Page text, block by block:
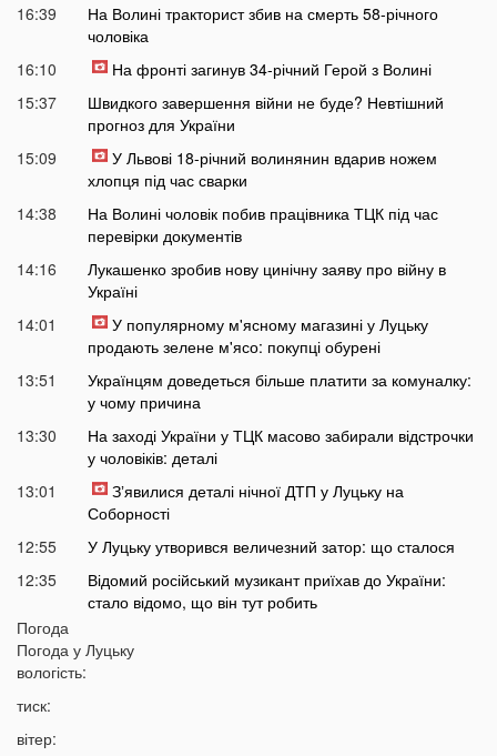
16:39
На Волині тракторист збив на смерть 58-річного
чоловіка
16:10
На фронті загинув 34-річний Герой з Волині
15:37
Швидкого завершення війни не буде? Невтішний
прогноз для України
15:09
У Львові 18-річний волинянин вдарив ножем
хлопця під час сварки
14:38
На Волині чоловік побив працівника ТЦК під час
перевірки документів
14:16
Лукашенко зробив нову цинічну заяву про війну в
Україні
14:01
У популярному м'ясному магазині у Луцьку
продають зелене м'ясо: покупці обурені
13:51
Українцям доведеться більше платити за комуналку:
у чому причина
13:30
На заході України у ТЦК масово забирали відстрочки
у чоловіків: деталі
13:01
Зʼявилися деталі нічної ДТП у Луцьку на
Соборності
12:55
У Луцьку утворився величезний затор: що сталося
12:35
Відомий російський музикант приїхав до України:
стало відомо, що він тут робить
12:06
зробили важливе попередження
11:05
Погода
Погода у Луцьку
вологість:
тиск:
вітер: